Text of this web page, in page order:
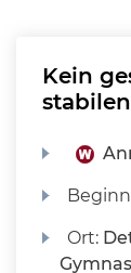
Kein
Ort: